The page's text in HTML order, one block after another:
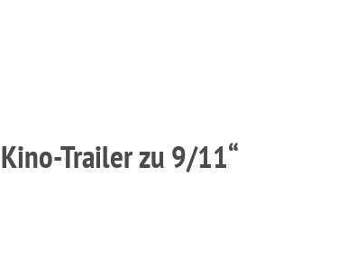
Trailer zu 9/11“